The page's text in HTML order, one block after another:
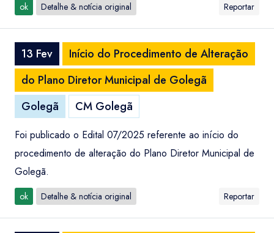
ok Detalhe & notícia original Reportar
13 Fev
Início do Procedimento de Alteração
do Plano Diretor Municipal de Golegã
Golegã
CM Golegã
Foi publicado o Edital 07/2025 referente ao início do
procedimento de alteração do Plano Diretor Municipal de
Golegã.
ok Detalhe & notícia original Reportar